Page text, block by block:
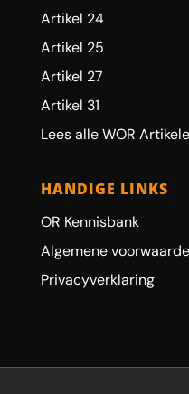
Artikel 24
Artikel 25
Artikel 27
Artikel 31
Lees alle WOR
HANDIGE LINKS
OR Kennisbank
Algemene
Privacyverklaring